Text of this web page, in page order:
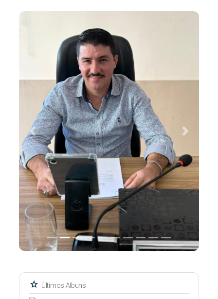
Previous Next
star Últimos Albuns